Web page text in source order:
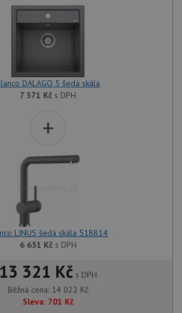
DALAGO 5 šedá skála
7 371 Kč s DPH
+
LINUS šedá skála 518814
6 651 Kčs DPH
13 321 Kč s DPH
Běžná cena: 14 022 Kč
Sleva: 701 Kč